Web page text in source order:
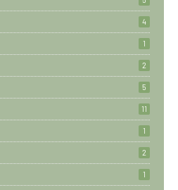
4
1
2
5
11
1
2
1